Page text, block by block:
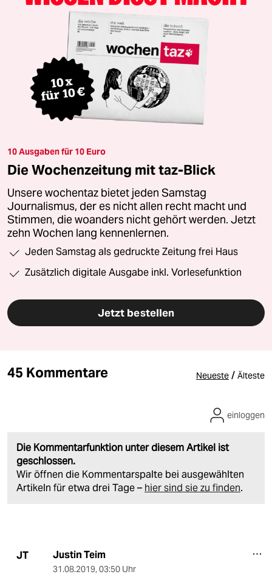
10 Ausgaben für 10 Euro
Die Wochenzeitung mit taz-Blick
Unsere wochentaz bietet jeden Samstag
Journalismus, der es nicht allen recht macht und
Stimmen, die woanders nicht gehört werden. Jetzt
zehn Wochen lang kennenlernen.
Jeden Samstag als gedruckte Zeitung frei Haus
Zusätzlich digitale Ausgabe inkl. Vorlesefunktion
Jetzt bestellen
45 Kommentare Neueste / Älteste
Die Kommentarfunktion unter diesem Artikel ist
geschlossen.
Wir öffnen die Kommentarspalte bei ausgewählten
Artikeln für etwa drei Tage – hier sind sie zu finden.
einloggen
JT Justin Teim
31.08.2019, 03:50 Uhr